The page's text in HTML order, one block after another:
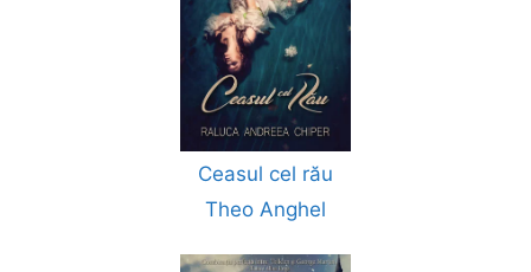
Ceasul cel rău
Theo Anghel